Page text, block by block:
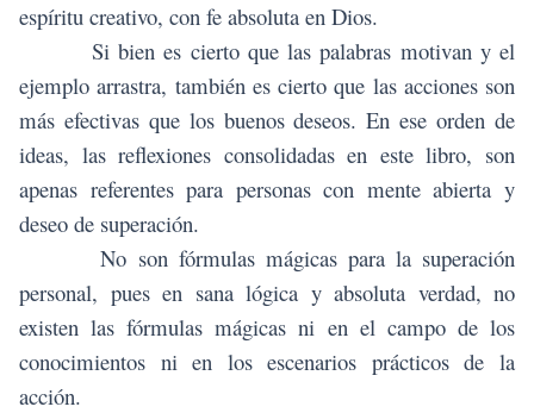
espíritu creativo, con fe absoluta en Dios.
Si bien es cierto que las palabras motivan y el
ejemplo arrastra, también es cierto que las acciones son
más efectivas que los buenos deseos. En ese orden de
ideas, las reflexiones consolidadas en este libro, son
apenas referentes para personas con mente abierta y
deseo de superación.
No son fórmulas mágicas para la superación
personal, pues en sana lógica y absoluta verdad, no
existen las fórmulas mágicas ni en el campo de los
conocimientos ni en los escenarios prácticos de la
acción.